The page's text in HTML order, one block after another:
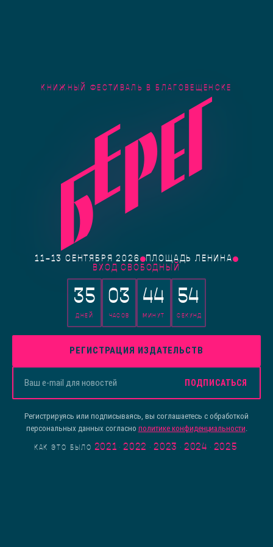
КНИЖНЫЙ ФЕСТИВАЛЬ В БЛАГОВЕЩЕНСКЕ
11–13 СЕНТЯБРЯ 2026
ПЛОЩАДЬ ЛЕНИНА
ВХОД СВОБОДНЫЙ
35
ДНЕЙ
03
ЧАСОВ
44
МИНУТ
54
СЕКУНД
РЕГИСТРАЦИЯ ИЗДАТЕЛЬСТВ
ПОДПИСАТЬСЯ
Регистрируясь или подписываясь, вы соглашаетесь с обработкой
персональных данных согласно политике конфиденциальности
КАК ЭТО БЫЛО 2021 · 2022 · 2023 · 2024 · 2025